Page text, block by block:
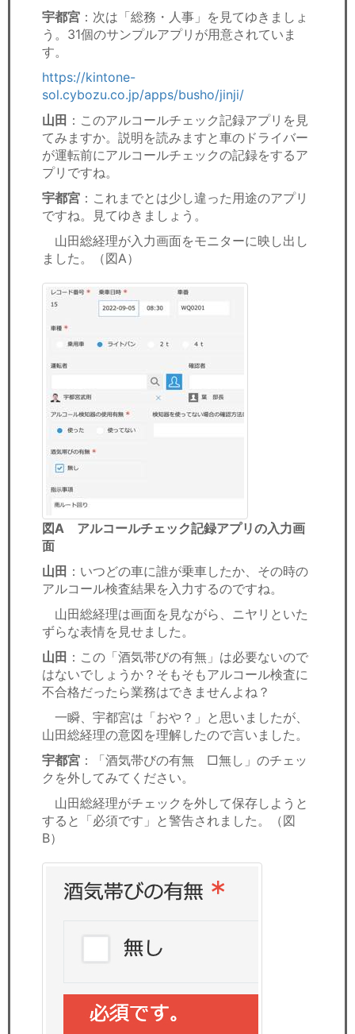
宇都宮 ：次は「総務・人事」を見てゆきましょ
う。31個のサンプルアプリが用意されていま
す。
https://kintone-
sol.cybozu.co.jp/apps/busho/jinji/
山田 ：このアルコールチェック記録アプリを見
てみますか。説明を読みますと車のドライバー
が運転前にアルコールチェックの記録をするア
プリですね。
宇都宮 ：これまでとは少し違った用途のアプリ
ですね。見てゆきましょう。
山田総経理が入力画面をモニターに映し出し
ました。（図A）
図A アルコールチェック記録アプリの入力画
面
山田 ：いつどの車に誰が乗車したか、その時の
アルコール検査結果を入力するのですね。
山田総経理は画面を見ながら、ニヤリといた
ずらな表情を見せました。
山田 ：この「酒気帯びの有無」は必要ないので
はないでしょうか？そもそもアルコール検査に
不合格だったら業務はできませんよね？
一瞬、宇都宮は「おや？」と思いましたが、
山田総経理の意図を理解したので言いました。
宇都宮 ：「酒気帯びの有無 □無し」のチェッ
クを外してみてください。
山田総経理がチェックを外して保存しようと
すると「必須です」と警告されました。（図
B）